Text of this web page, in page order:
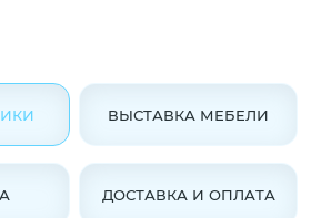
ВЫСТАВКА МЕБЕЛИ
ДОСТАВКА И ОПЛАТА